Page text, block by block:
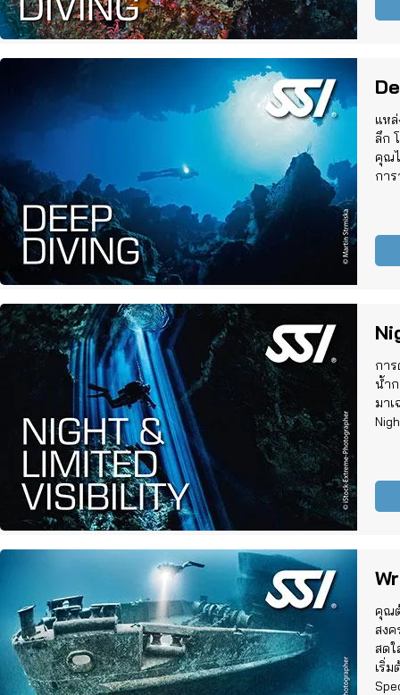
แห
ลึก
คุณ
กา
กา
น้ำ
มา
คุณ
สง
สด
เริ่